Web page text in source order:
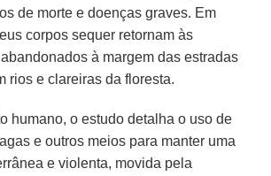
de morte e doenças graves. Em
corpos sequer retornam às
à margem das estradas
rios e clareiras da floresta.
humano, o estudo detalha o uso de
e outros meios para manter uma
e violenta, movida pela